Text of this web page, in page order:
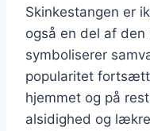
Skinkestangen er
også en del af den
symboliserer
popularitet
hjemmet og på
alsidighed og